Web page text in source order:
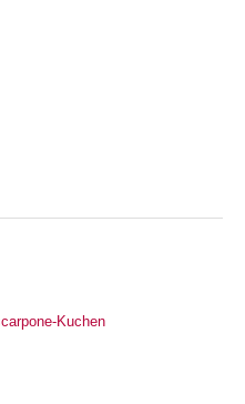
Kuchen